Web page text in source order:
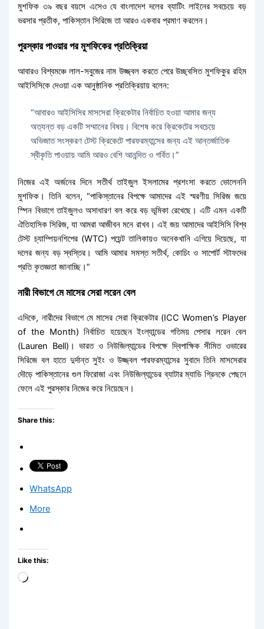
মুশফিক ৩৯ বছর বয়সে এসেও যে বাংলাদেশ দলের ব্যাটিং লাইনের সবচেয়ে বড়
ভরসার প্রতীক, পাকিস্তান সিরিজে তা আরও একবার প্রমাণ করলেন।
পুরস্কার পাওয়ার পর মুশফিকের প্রতিক্রিয়া
আবারও বিশ্বমঞ্চে লাল-সবুজের নাম উজ্জ্বল করতে পেরে উচ্ছ্বসিত মুশফিকুর রহিম
আইসিসিকে দেওয়া এক আনুষ্ঠানিক প্রতিক্রিয়ায় বলেন:
“আবারও আইসিসির মাসসেরা ক্রিকেটার নির্বাচিত হওয়া আমার জন্য
অত্যন্ত বড় একটি সম্মানের বিষয়। বিশেষ করে ক্রিকেটের সবচেয়ে
অভিজাত সংস্করণ টেস্ট ক্রিকেটে পারফরম্যান্সের জন্য এই আন্তর্জাতিক
স্বীকৃতি পাওয়ায় আমি আরও বেশি আনন্দিত ও গর্বিত।”
নিজের এই অর্জনের দিনে সতীর্থ তাইজুল ইসলামের প্রশংসা করতে ভোলেননি
মুশফিক। তিনি বলেন, “পাকিস্তানের বিপক্ষে আমাদের এই স্মরণীয় সিরিজ জয়ে
স্পিন বিভাগে তাইজুলও অসাধারণ বল করে বড় ভূমিকা রেখেছে। এটি এমন একটি
ঐতিহাসিক সিরিজ, যা আমরা আজীবন মনে রাখব। এই জয় আমাদের আইসিসি বিশ্ব
টেস্ট চ্যাম্পিয়নশিপের (WTC) পয়েন্ট তালিকায়ও অনেকখানি এগিয়ে দিয়েছে, যা
দলের জন্য বড় স্বস্তির। আমি আমার সমস্ত সতীর্থ, কোচিং ও সাপোর্ট স্টাফদের
প্রতি কৃতজ্ঞতা জানাচ্ছি।”
নারী বিভাগে মে মাসের সেরা লরেন বেল
এদিকে, নারীদের বিভাগে মে মাসের সেরা ক্রিকেটার (ICC Women’s Player
of the Month) নির্বাচিত হয়েছেন ইংল্যান্ডের গতিময় পেসার লরেন বেল
(Lauren Bell)। ভারত ও নিউজিল্যান্ডের বিপক্ষে দ্বিপাক্ষিক সীমিত ওভারের
সিরিজে বল হাতে দুর্দান্ত সুইং ও উজ্জ্বল পারফরম্যান্সের সুবাদে তিনি মাসসেরার
দৌড়ে পাকিস্তানের গুল ফিরোজা এবং নিউজিল্যান্ডের ব্যাটার ম্যাডি গ্রিনকে পেছনে
ফেলে এই পুরস্কার নিজের করে নিয়েছেন।
Share this:
WhatsApp
More
Like this:
Loading…